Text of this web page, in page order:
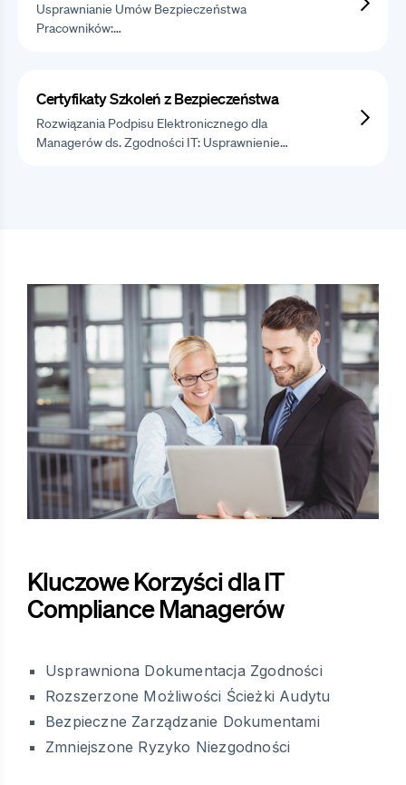
Usprawnianie Umów Bezpieczeństwa
Pracowników:…
Certyfikaty Szkoleń z Bezpieczeństwa
Rozwiązania Podpisu Elektronicznego dla
Managerów ds. Zgodności IT: Usprawnienie…
Kluczowe Korzyści dla IT
Compliance Managerów
Usprawniona Dokumentacja Zgodności
Rozszerzone Możliwości Ścieżki Audytu
Bezpieczne Zarządzanie Dokumentami
Zmniejszone Ryzyko Niezgodności